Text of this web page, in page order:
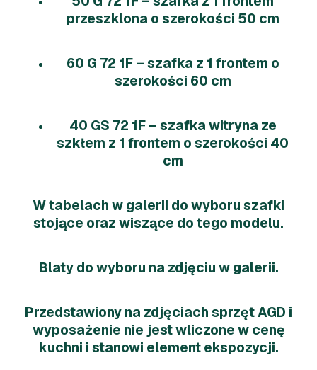
przeszklona o szerokości 50 cm
60 G 72 1F – szafka z 1 frontem o
szerokości 60 cm
40 GS 72 1F – szafka witryna ze
szkłem z 1 frontem o szerokości 40
cm
W tabelach w galerii do wyboru szafki
stojące oraz wiszące do tego modelu.
Blaty do wyboru na zdjęciu w galerii.
Przedstawiony na zdjęciach sprzęt AGD i
wyposażenie nie jest wliczone w cenę
kuchni i stanowi element ekspozycji.